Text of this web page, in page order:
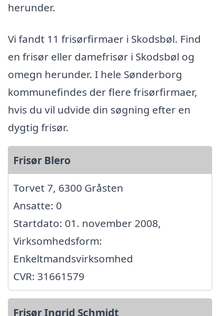
herunder.
Vi fandt 11 frisørfirmaer i Skodsbøl. Find
en frisør eller damefrisør i Skodsbøl og
omegn herunder. I hele Sønderborg
kommunefindes der flere frisørfirmaer,
hvis du vil udvide din søgning efter en
dygtig frisør.
Frisør Blero
Torvet 7, 6300 Gråsten
Ansatte: 0
Startdato: 01. november 2008,
Virksomhedsform:
Enkeltmandsvirksomhed
CVR: 31661579
Frisør Ingrid Schmidt